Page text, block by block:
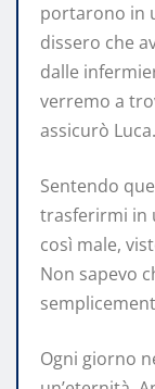
portarono in
dissero che
dalle
verremo a
assicurò Luca.
Sentendo
trasferirmi in
così male,
Non sapevo
Ogni giorno